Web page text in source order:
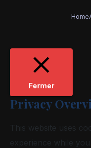
Home
Fermer
Privacy
This website uses
experience while